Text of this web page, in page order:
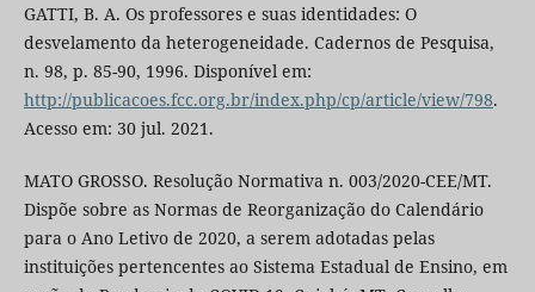
GATTI, B. A. Os professores e suas identidades: O
desvelamento da heterogeneidade. Cadernos de Pesquisa,
n. 98, p. 85-90, 1996. Disponível em:
http://publicacoes.fcc.org.br/index.php/cp/article/view/798.
Acesso em: 30 jul. 2021.
MATO GROSSO. Resolução Normativa n. 003/2020-CEE/MT.
Dispõe sobre as Normas de Reorganização do Calendário
para o Ano Letivo de 2020, a serem adotadas pelas
instituições pertencentes ao Sistema Estadual de Ensino, em